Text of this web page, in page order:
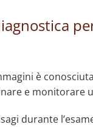
è
e monitorare
durante